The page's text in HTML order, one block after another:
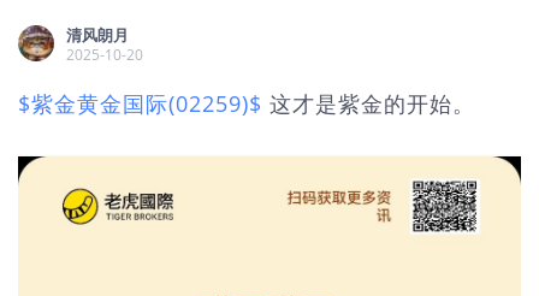
清风朗月
2025-10-20
$紫金黄金国际(02259)$ 这才是紫金的开始。